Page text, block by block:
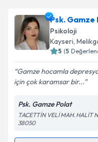
Psk. Gamze
Psikoloji
Kayseri,
5 (5
Gamze hocamla
için çok karamsar bir...
Psk. Gamze Polat
TACETTİN VELİ MAH. HALİT
38050